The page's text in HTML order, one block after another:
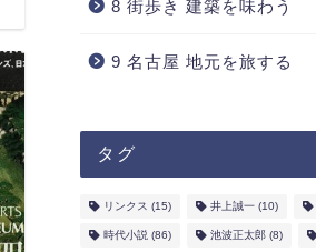
8 街歩き 建築を味わう
9 名古屋 地元を旅する
タグ
リンクス (15) 井上誠一(10)
時代小説 (86) 池波正太郎(8)